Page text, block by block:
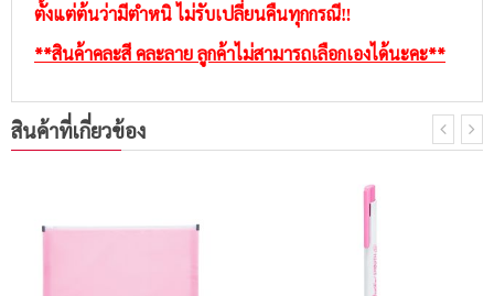
ตั้งแต่ต้นว่ามีตำหนิ ไม่รับเปลี่ยนคืนทุกกรณี‼️
**สินค้าคละสี คละลาย ลูกค้าไม่สามารถเลือกเองได้นะคะ**
สินค้าที่เกี่ยวข้อง